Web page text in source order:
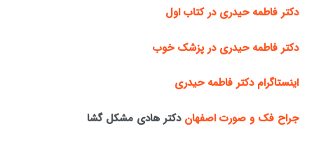
دکتر فاطمه حیدری در کتاب اول
دکتر فاطمه حیدری در پزشک خوب
اینستاگرام دکتر فاطمه حیدری
جراح فک و صورت اصفهان دکتر هادی مشکل گشا